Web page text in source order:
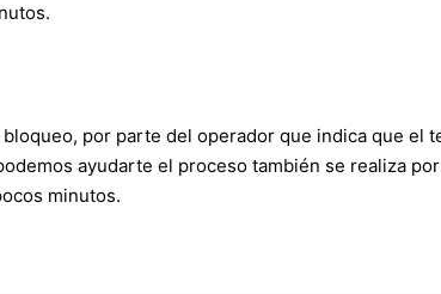
por parte del operador que indica que el
ayudarte el proceso también se realiza
minutos.